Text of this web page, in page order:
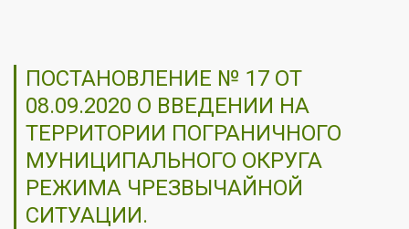
ПОСТАНОВЛЕНИЕ № 17 ОТ
08.09.2020 О ВВЕДЕНИИ НА
ТЕРРИТОРИИ ПОГРАНИЧНОГО
МУНИЦИПАЛЬНОГО ОКРУГА
РЕЖИМА ЧРЕЗВЫЧАЙНОЙ
СИТУАЦИИ.